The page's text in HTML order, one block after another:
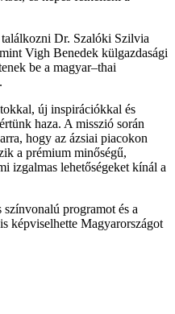
Dr. Szalóki Szilvia
Vigh Benedek külgazdasági
be a magyar–thai
új inspirációkkal és
haza. A misszió során
hogy az ázsiai piacokon
a prémium minőségű,
izgalmas lehetőségeket kínál a
programot és a
képviselhette Magyarországot